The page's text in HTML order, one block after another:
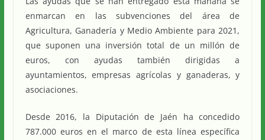
enmarcan en las subvenciones del área de
Agricultura, Ganadería y Medio Ambiente para 2021,
que suponen una inversión total de un millón de
euros, con ayudas también dirigidas a
ayuntamientos, empresas agrícolas y ganaderas, y
asociaciones.
Desde 2016, la Diputación de Jaén ha concedido
787.000 euros en el marco de esta línea específica